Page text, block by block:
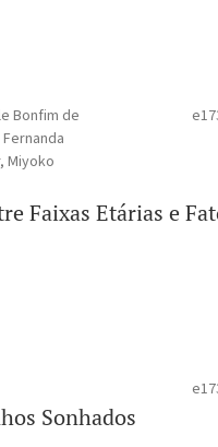
Bonfim de
Miyoko
Faixas Etárias e
Sonhados